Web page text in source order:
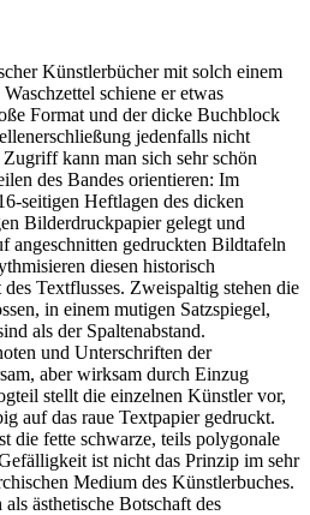
Künstlerbücher mit solch einem
schiene er etwas
Format und der dicke Buchblock
jedenfalls nicht
kann man sich sehr schön
des Bandes orientieren: Im
seitigen Heftlagen des dicken
Bilderdruckpapier gelegt und
angeschnitten gedruckten Bildtafeln
diesen historisch
Textflusses. Zweispaltig stehen die
in einem mutigen Satzspiegel,
als der Spaltenabstand.
und Unterschriften der
aber wirksam durch Einzug
stellt die einzelnen Künstler vor,
auf das raue Textpapier gedruckt.
die fette schwarze, teils polygonale
ist nicht das Prinzip im sehr
Medium des Künstlerbuches.
ästhetische Botschaft des